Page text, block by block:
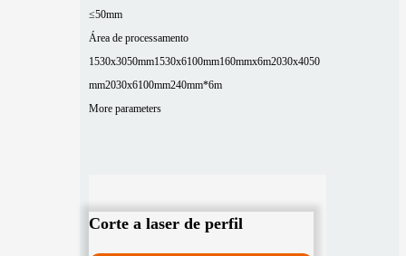
≤50mm
Área de processamento
1530x3050mm1530x6100mm160mmx6m2030x4050
mm2030x6100mm240mm*6m
More parameters
Corte a laser de perfil